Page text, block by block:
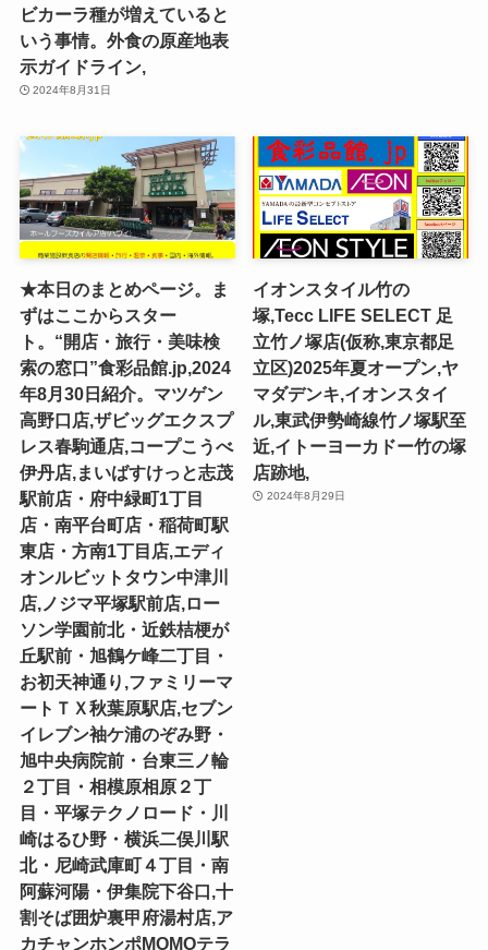
ビカーラ種が増えていると
いう事情。外食の原産地表
示ガイドライン,
2024年8月31日
★本日のまとめページ。ま
ずはここからスター
ト。“開店・旅行・美味検
索の窓口”食彩品館.jp,2024
年8月30日紹介。マツゲン
高野口店,ザビッグエクスプ
レス春駒通店,コープこうべ
伊丹店,まいばすけっと志茂
駅前店・府中緑町1丁目
店・南平台町店・稲荷町駅
東店・方南1丁目店,エディ
オンルビットタウン中津川
店,ノジマ平塚駅前店,ロー
ソン学園前北・近鉄桔梗が
丘駅前・旭鶴ケ峰二丁目・
お初天神通り,ファミリーマ
ートＴＸ秋葉原駅店,セブン
イレブン袖ケ浦のぞみ野・
旭中央病院前・台東三ノ輪
２丁目・相模原相原２丁
目・平塚テクノロード・川
崎はるひ野・横浜二俣川駅
北・尼崎武庫町４丁目・南
阿蘇河陽・伊集院下谷口,十
割そば囲炉裏甲府湯村店,ア
カチャンホンポMOMOテラ
イオンスタイル竹の
塚,Tecc LIFE SELECT ⾜
⽴⽵ノ塚店(仮称,東京都足
立区)2025年夏オープン,ヤ
マダデンキ,イオンスタイ
ル,東武伊勢崎線竹ノ塚駅至
近,イトーヨーカドー竹の塚
店跡地,
2024年8月29日